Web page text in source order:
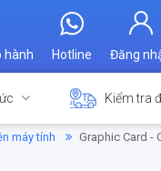
Đăng
Hotline
hành
Kiểm tra
máy tính Graphic Card -